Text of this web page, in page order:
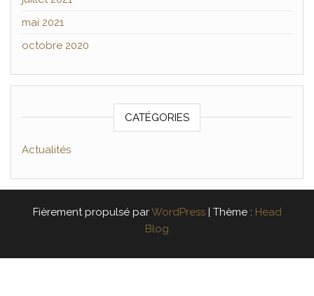
mai 2021
octobre 2020
CATÉGORIES
Actualités
Fièrement propulsé parWordPress Thème : Head
Blog